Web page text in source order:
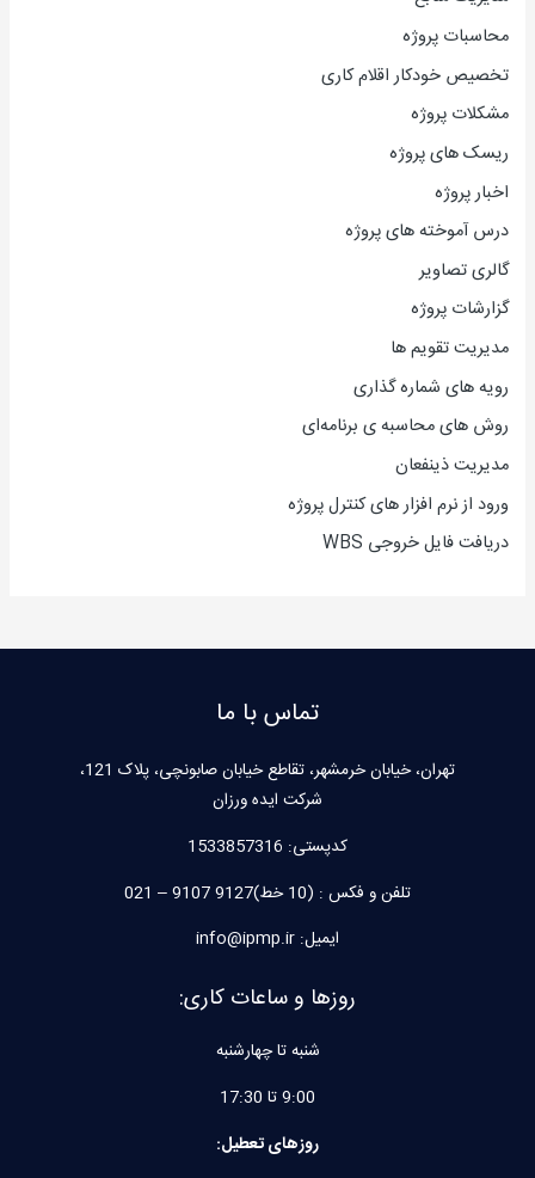
محاسبات پروژه
تخصیص خودکار اقلام کاری
مشکلات پروژه
ریسک های پروژه
اخبار پروژه
درس آموخته های پروژه
گالری تصاویر
گزارشات پروژه
مدیریت تقویم ها
رویه های شماره گذاری
روش های محاسبه ی برنامه‌ای
مدیریت ذینفعان
ورود از نرم افزار های کنترل پروژه
دریافت فایل خروجی WBS
تماس با ما
تهران، خیابان خرمشهر، تقاطع خیابان صابونچی، پلاک 121،
شرکت ایده ورزان
کدپستی: 1533857316
تلفن و فکس : (10 خط)9127 9107 – 021
ایمیل: info@ipmp.ir
روزها و ساعات کاری:
شنبه تا چهارشنبه
9:00 تا 17:30
روزهای تعطیل: